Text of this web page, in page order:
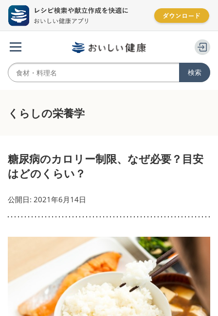
くらしの栄養学
糖尿病のカロリー制限、なぜ必要？目安
はどのくらい？
公開日: 2021年6月14日